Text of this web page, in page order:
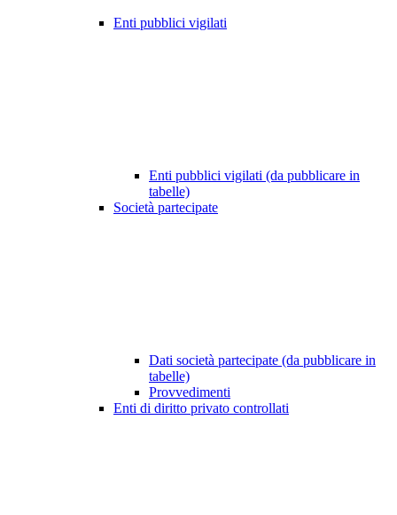
Enti pubblici vigilati
Enti pubblici vigilati (da pubblicare in
tabelle)
Società partecipate
Dati società partecipate (da pubblicare in
tabelle)
Provvedimenti
Enti di diritto privato controllati